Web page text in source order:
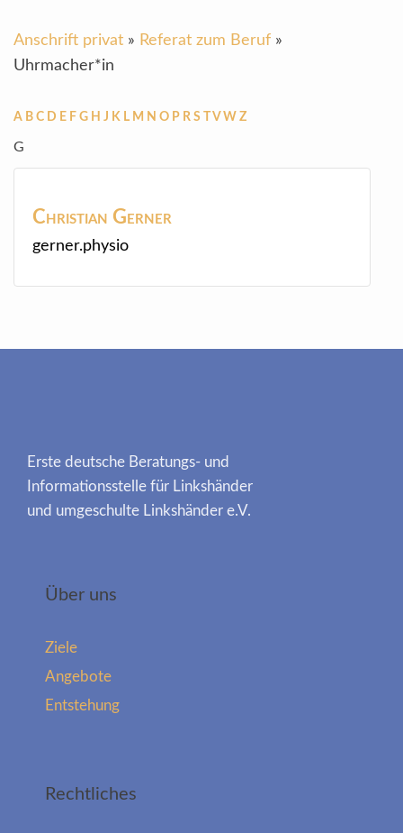
Anschrift privat » Referat zum Beruf »
Uhrmacher*in
A B C D E F G H J K L M N O P R S V W Z
G
Christian Gerner
gerner.physio
Erste deutsche Beratungs- und
Informationsstelle für Linkshänder
und umgeschulte Linkshänder e.V.
Über uns
Ziele
Angebote
Entstehung
Rechtliches